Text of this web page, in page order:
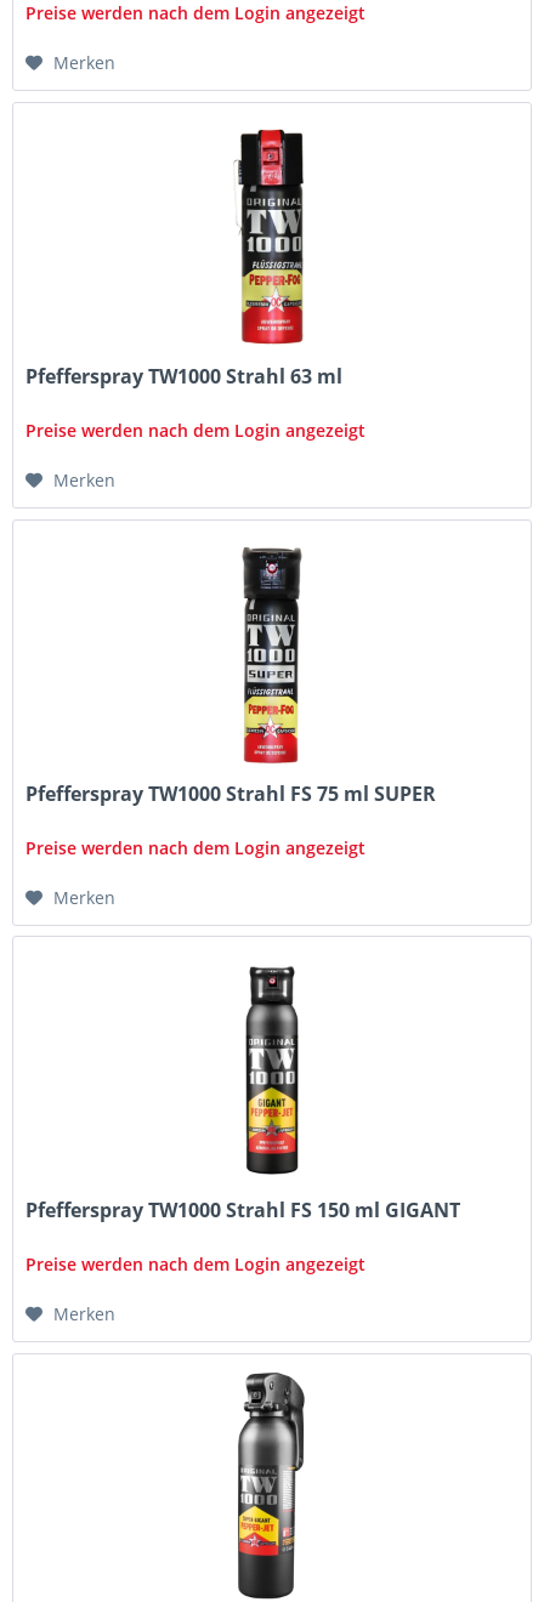
Preise werden nach dem Login angezeigt
Merken
Pfefferspray TW1000 Strahl 63 ml
Preise werden nach dem Login angezeigt
Merken
Pfefferspray TW1000 Strahl FS 75 ml SUPER
Preise werden nach dem Login angezeigt
Merken
Pfefferspray TW1000 Strahl FS 150 ml GIGANT
Preise werden nach dem Login angezeigt
Merken